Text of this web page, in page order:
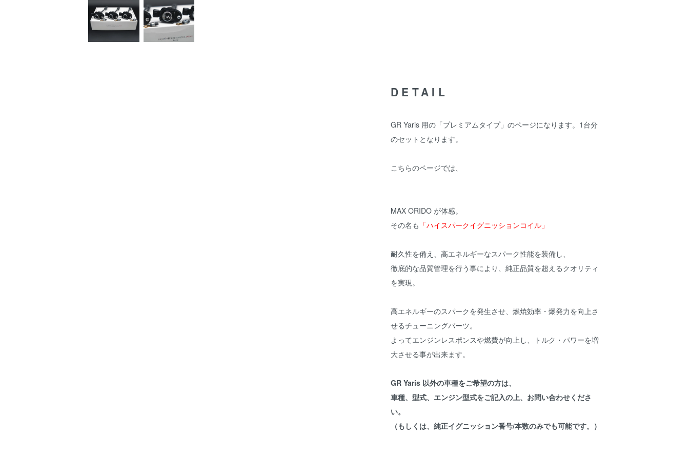
DETAIL
GR Yaris 用の「プレミアムタイプ」のページになります。1台分
のセットとなります。
こちらのページでは、
MAX ORIDO が体感。
その名も 「ハイスパークイグニッションコイル」
耐久性を備え、高エネルギーなスパーク性能を装備し、
徹底的な品質管理を行う事により、純正品質を超えるクオリティ
を実現。
高エネルギーのスパークを発生させ、燃焼効率・爆発力を向上さ
せるチューニングパーツ。
よってエンジンレスポンスや燃費が向上し、トルク・パワーを増
大させる事が出来ます。
GR Yaris 以外の車種をご希望の方は、
車種、型式、エンジン型式をご記入の上、お問い合わせくださ
い。
（もしくは、純正イグニッション番号/本数のみでも可能です。）